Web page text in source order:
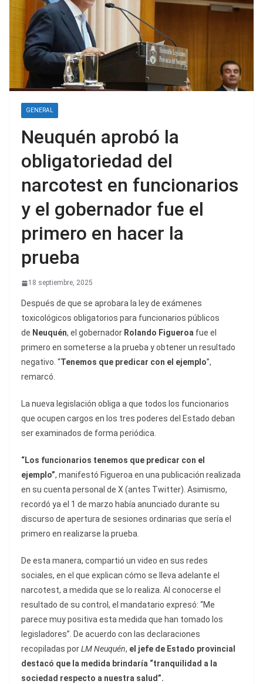
GENERAL
Neuquén aprobó la
obligatoriedad del
narcotest en funcionarios
y el gobernador fue el
primero en hacer la
prueba
18 septiembre, 2025
Después de que se aprobara la ley de exámenes
toxicológicos obligatorios para funcionarios públicos
de Neuquén, el gobernador Rolando Figueroa fue el
primero en someterse a la prueba y obtener un resultado
negativo. “Tenemos que predicar con el ejemplo”,
remarcó.
La nueva legislación obliga a que todos los funcionarios
que ocupen cargos en los tres poderes del Estado deban
ser examinados de forma periódica.
“Los funcionarios tenemos que predicar con el
ejemplo”, manifestó Figueroa en una publicación realizada
en su cuenta personal de X (antes Twitter). Asimismo,
recordó ya el 1 de marzo había anunciado durante su
discurso de apertura de sesiones ordinarias que sería el
primero en realizarse la prueba.
De esta manera, compartió un video en sus redes
sociales, en el que explican cómo se lleva adelante el
narcotest, a medida que se lo realiza. Al conocerse el
resultado de su control, el mandatario expresó: “Me
parece muy positiva esta medida que han tomado los
legisladores”. De acuerdo con las declaraciones
recopiladas porLM Neuquén, el jefe de Estado provincial
destacó que la medida brindaría “tranquilidad a la
sociedad respecto a nuestra salud”.